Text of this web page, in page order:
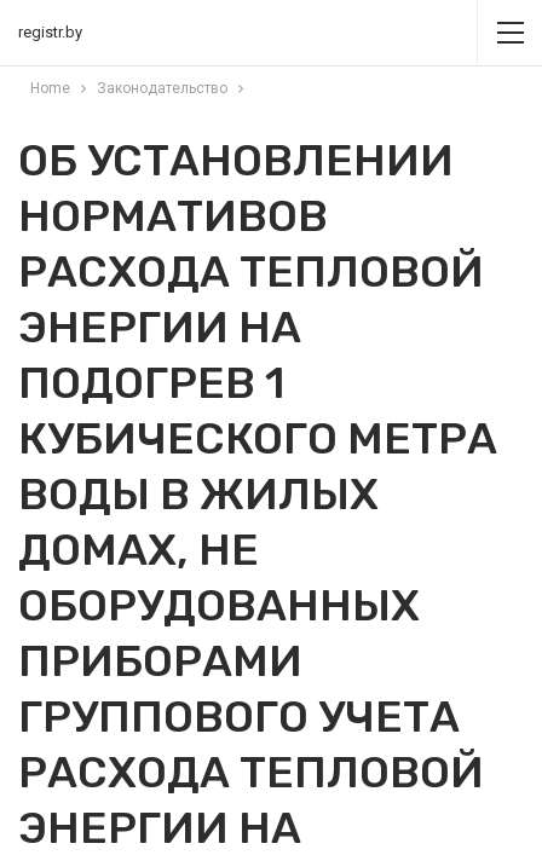
registr.by
Home Законодательство
ОБ УСТАНОВЛЕНИИ
НОРМАТИВОВ
РАСХОДА ТЕПЛОВОЙ
ЭНЕРГИИ НА
ПОДОГРЕВ 1
КУБИЧЕСКОГО МЕТРА
ВОДЫ В ЖИЛЫХ
ДОМАХ, НЕ
ОБОРУДОВАННЫХ
ПРИБОРАМИ
ГРУППОВОГО УЧЕТА
РАСХОДА ТЕПЛОВОЙ
ЭНЕРГИИ НА